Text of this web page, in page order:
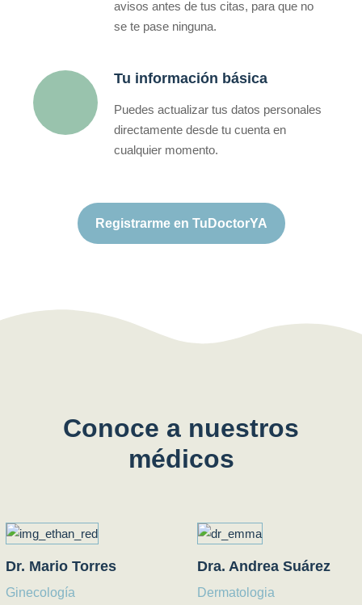
avisos antes de tus citas, para que no
se te pase ninguna.
Tu información básica
Puedes actualizar tus datos personales
directamente desde tu cuenta en
cualquier momento.
Registrarme en TuDoctorYA
Conoce a nuestros
médicos
Dr. Mario Torres
Ginecología
Dra. Andrea Suárez
Dermatologia